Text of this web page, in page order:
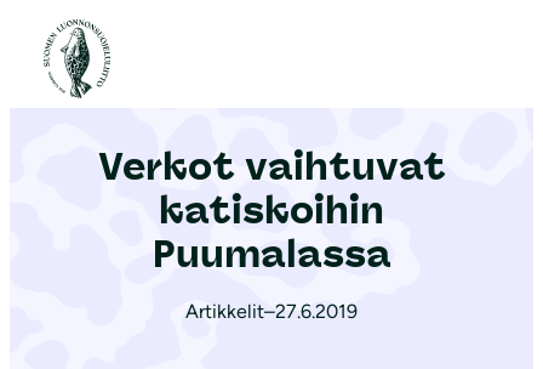
Etusivu
Verkot vaihtuvat
katiskoihin
Puumalassa
Artikkelit–27.6.2019